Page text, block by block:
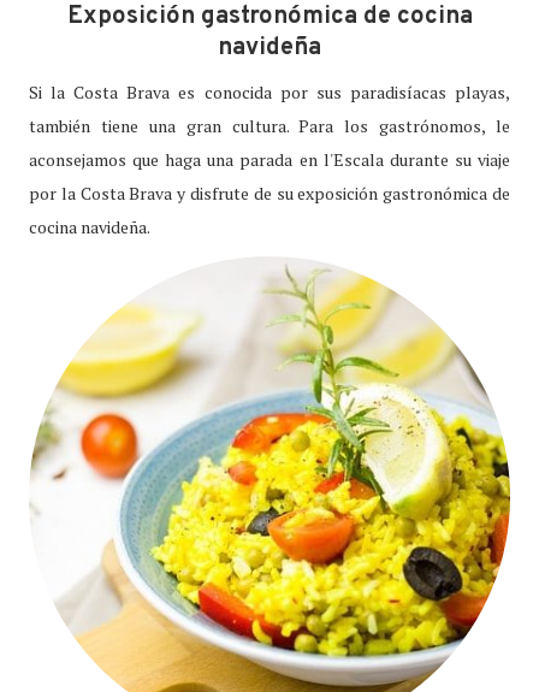
Exposición gastronómica de cocina
navideña
Si la Costa Brava es conocida por sus paradisíacas playas,
también tiene una gran cultura. Para los gastrónomos, le
aconsejamos que haga una parada en l'Escala durante su viaje
por la Costa Brava y disfrute de su exposición gastronómica de
cocina navideña.